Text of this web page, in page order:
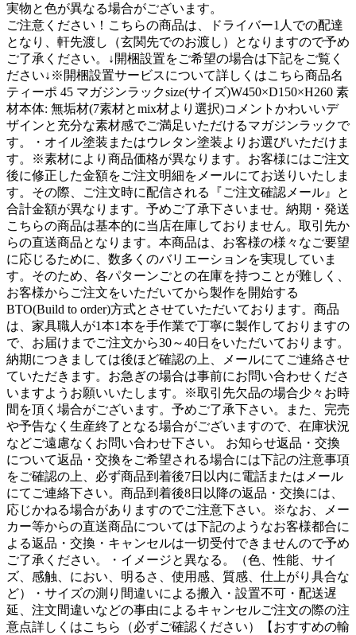
実物と色が異なる場合がございます。
ご注意ください！こちらの商品は、ドライバー1人での配達
となり、軒先渡し（玄関先でのお渡し）となりますので予め
ご了承ください。↓開梱設置をご希望の場合は下記をご覧く
ださい↓※開梱設置サービスについて詳しくはこちら商品名
ティーポ 45 マガジンラックsize(サイズ)W450×D150×H260 素
材本体: 無垢材(7素材とmix材より選択)コメントかわいいデ
ザインと充分な素材感でご満足いただけるマガジンラックで
す。・オイル塗装またはウレタン塗装よりお選びいただけま
す。※素材により商品価格が異なります。お客様にはご注文
後に修正した金額をご注文明細をメールにてお送りいたしま
す。その際、ご注文時に配信される『ご注文確認メール』と
合計金額が異なります。予めご了承下さいませ。納期・発送
こちらの商品は基本的に当店在庫しておりません。取引先か
らの直送商品となります。本商品は、お客様の様々なご要望
に応じるために、数多くのバリエーションを実現していま
す。そのため、各パターンごとの在庫を持つことが難しく、
お客様からご注文をいただいてから製作を開始する
BTO(Build to order)方式とさせていただいております。商品
は、家具職人が1本1本を手作業で丁寧に製作しておりますの
で、お届けまでご注文から30～40日をいただいております。
納期につきましては後ほど確認の上、メールにてご連絡させ
ていただきます。お急ぎの場合は事前にお問い合わせくださ
いますようお願いいたします。※取引先欠品の場合少々お時
間を頂く場合がございます。予めご了承下さい。また、完売
や予告なく生産終了となる場合がございますので、在庫状況
などご遠慮なくお問い合わせ下さい。 お知らせ返品・交換
について返品・交換をご希望される場合には下記の注意事項
をご確認の上、必ず商品到着後7日以内に電話またはメール
にてご連絡下さい。商品到着後8日以降の返品・交換には、
応じかねる場合がありますのでご注意下さい。※なお、メー
カー等からの直送商品については下記のようなお客様都合に
よる返品・交換・キャンセルは一切受付できませんので予め
ご了承ください。・イメージと異なる。（色、性能、サイ
ズ、感触、におい、明るさ、使用感、質感、仕上がり具合な
ど）・サイズの測り間違いによる搬入・設置不可・配送遅
延、注文間違いなどの事由によるキャンセルご注文の際の注
意点詳しくはこちら（必ずご確認ください）【おすすめの輸